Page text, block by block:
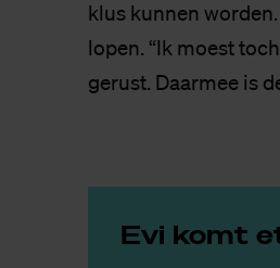
klus kunnen
lopen. “Ik moest
gerust. Daarmee is
Evi komt